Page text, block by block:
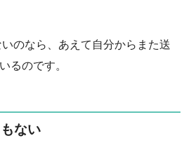
のなら、あえて自分からまた送
るのです。
ない